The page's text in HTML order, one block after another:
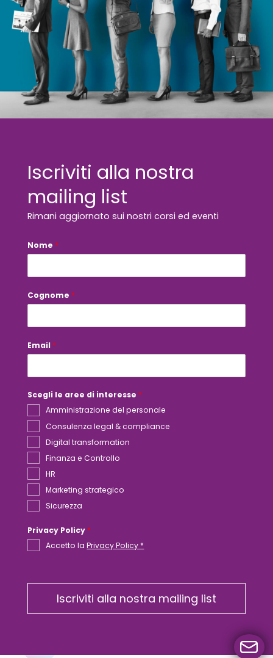
Iscriviti alla nostra
mailing list
Rimani aggiornato sui nostri corsi ed eventi
E
m
*
a
e
Nome *
Cognome *
Email *
Scegli le aree di interesse *
Amministrazione del personale
Consulenza legal & compliance
Digital transformation
Finanza e Controllo
HR
Marketing strategico
Sicurezza
Privacy Policy *
Accetto laPrivacy Policy *
Iscriviti alla nostra mailing list